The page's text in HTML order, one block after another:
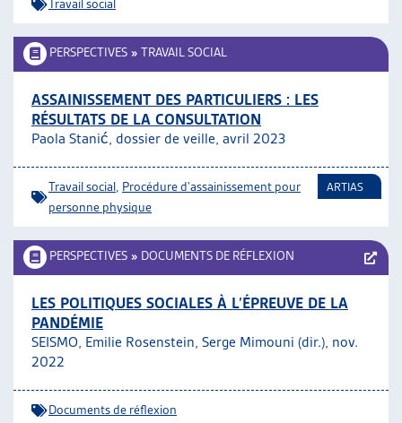
Travail social
PERSPECTIVES » TRAVAIL SOCIAL
ASSAINISSEMENT DES PARTICULIERS : LES
RÉSULTATS DE LA CONSULTATION
Paola Stanić, dossier de veille, avril 2023
Travail social Procédure d'assainissement pour
personne physique
ARTIAS
PERSPECTIVES » DOCUMENTS DE RÉFLEXION
LES POLITIQUES SOCIALES À L’ÉPREUVE DE LA
PANDÉMIE
SEISMO, Emilie Rosenstein, Serge Mimouni (dir.), nov.
2022
Documents de réflexion